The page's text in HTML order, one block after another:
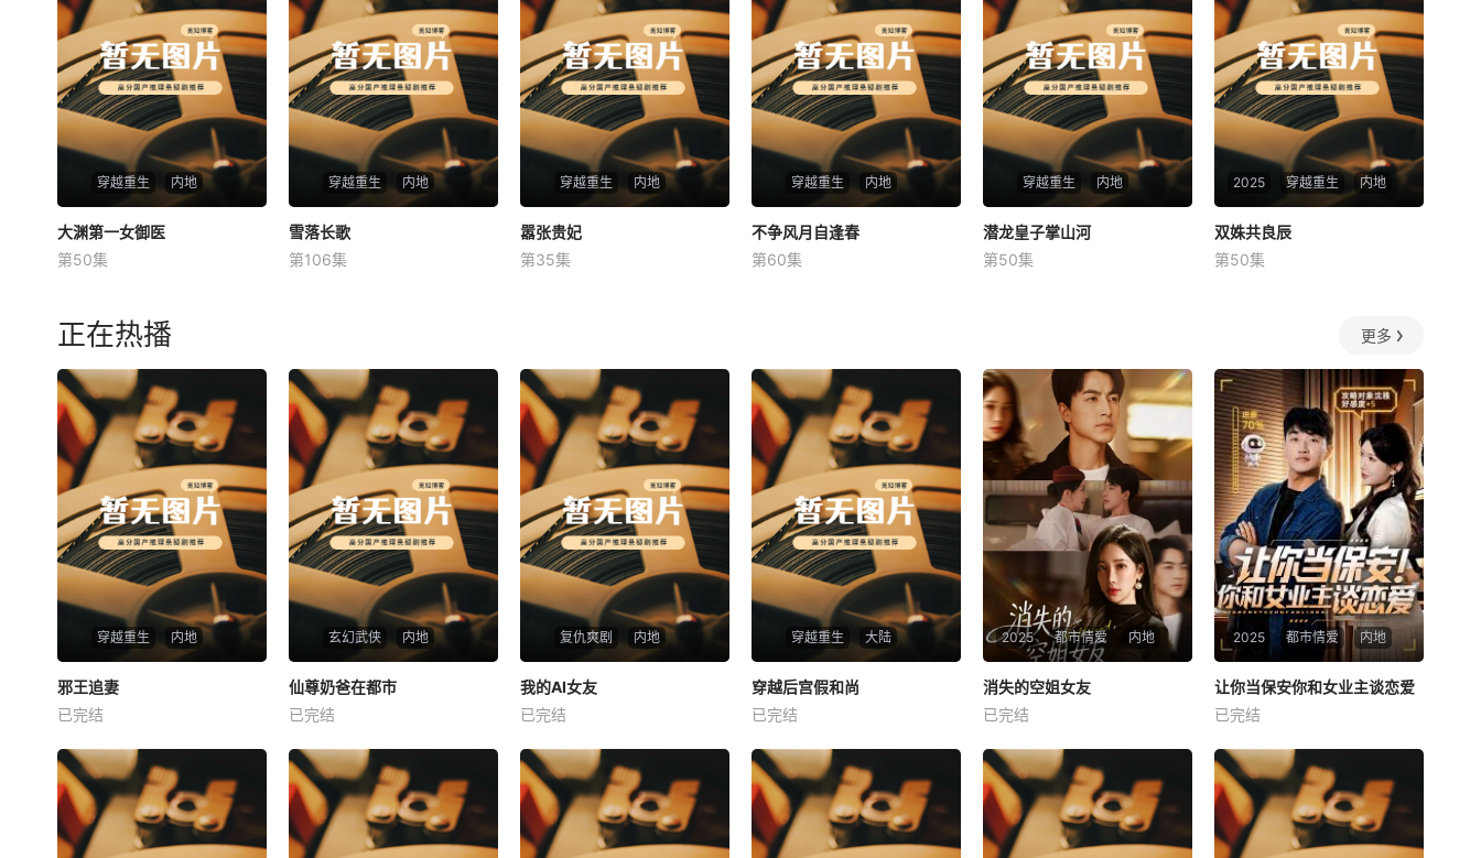
穿越重生 内地
大渊第一女御医
未知
大渊第一女御医
第50集
穿越重生 内地
雪落长歌
未知
雪落长歌
第106集
穿越重生 内地
嚣张贵妃
未知
嚣张贵妃
第35集
穿越重生 内地
不争风月自逢春
未知
不争风月自逢春
第60集
穿越重生 内地
潜龙皇子掌山河
未知
潜龙皇子掌山河
第50集
2025 穿越重生 内地
双姝共良辰
未知
双姝共良辰
第50集
正在热播 更多
穿越重生 内地
邪王追妻
未知
邪王追妻
已完结
玄幻武侠 内地
仙尊奶爸在都市
未知
仙尊奶爸在都市
已完结
复仇爽剧 内地
我的AI女友
未知
我的AI女友
已完结
穿越重生 大陆
穿越后宫假和尚
未知
穿越后宫假和尚
已完结
2025 都市情爱 内地
消失的空姐女友
未知
消失的空姐女友
已完结
2025 都市情爱 内地
未知
让你当保安你和女业主谈恋爱
已完结